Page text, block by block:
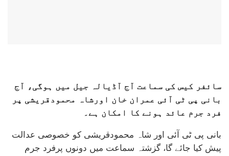
سائفر کیس کی سماعت آج آڈیالہ جیل میں ہوگی، آج
بانی پی ٹی آئی عمران خان اورشاہ محمودقریشی پر
فرد جرم عائد ہونے کا امکان ہے۔
بانی پی ٹی آئی اور شاہ محمودقریشی کو خصوصی عدالت
پیش کیا جائے گا، گزشتہ سماعت میں دونوں پرفرد جرم